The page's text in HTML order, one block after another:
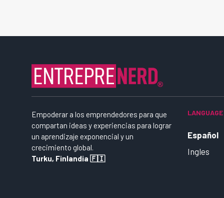
Empoderar a los emprendedores para que
compartan ideas y experiencias para lograr
un aprendizaje exponencial y un
crecimiento global.
Turku, Finlandia 🇫🇮
LANGUAGE
Español
Ingles